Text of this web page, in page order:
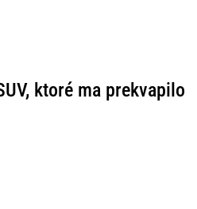
ktoré ma prekvapilo